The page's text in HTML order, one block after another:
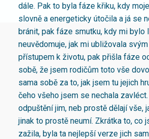
dále. Pak to byla fáze křiku, kdy
slovně a energeticky útočila a já se
bránit, pak fáze smutku, kdy mi bylo
neuvědomuje, jak mi ubližovala
přístupem k životu, pak přišla fáze
sobě, že jsem rodičům toto vše
sama sobě za to, jak jsem tu jejich
čeho všeho jsem se nechala
odpuštění jim, neb prostě dělají vše,
jinak to prostě neumí. Zkrátka to, co
zažila, byla ta nejlepší verze jich